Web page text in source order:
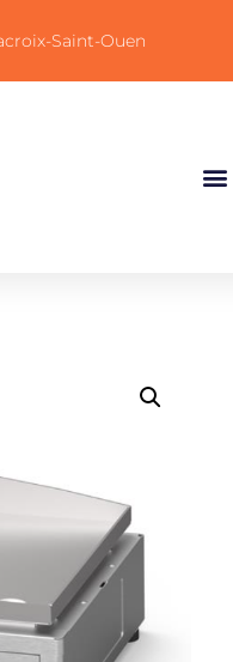
Saint-Ouen